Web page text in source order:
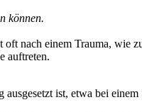
können.
nach einem Trauma, wie
auftreten.
ist, etwa bei